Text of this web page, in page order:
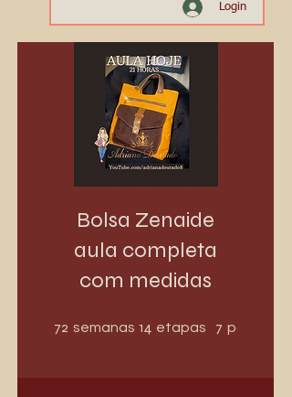
Login
Bolsa Zenaide
aula completa
com medidas
72 semanas 72 semanas
14 etapas 14 etapas
7